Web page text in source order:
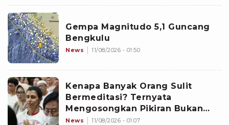
Gempa Magnitudo 5,1 Guncang
Bengkulu
News 11/08/2026 - 01:50
Kenapa Banyak Orang Sulit
Bermeditasi? Ternyata
Mengosongkan Pikiran Bukan
Satu-satunya Cara
News 11/08/2026 - 01:07